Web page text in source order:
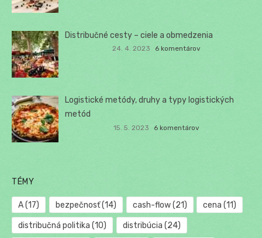
Distribučné cesty – ciele a obmedzenia
24. 4. 2023 6 komentárov
Logistické metódy, druhy a typy logistických
metód
15. 5. 2023 6 komentárov
TÉMY
A(17) bezpečnosť(14) cash-flow(21) cena (11)
distribučná politika (10) distribúcia (24)